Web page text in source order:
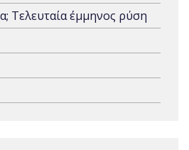
Τελευταία έμμηνος ρύση